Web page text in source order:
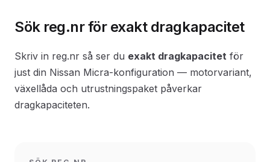
Sök reg.nr för exakt dragkapacitet
Skriv in reg.nr så ser du exakt dragkapacitet för
just din Nissan Micra-konfiguration — motorvariant,
växellåda och utrustningspaket påverkar
dragkapaciteten.